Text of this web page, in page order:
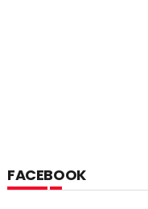
FACEBOOK